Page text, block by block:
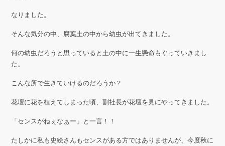
なりました。
そんな気分の中、腐葉土の中から幼虫が出てきました。
何の幼虫だろうと思っていると土の中に一生懸命もぐっていきまし
た。
こんな所で生きていけるのだろうか？
花壇に花を植えてしまった頃、副社長が花壇を見にやってきました。
「センスがねぇなぁー」と一言！！
たしかに私も史絵さんもセンスがある方ではありませんが、今度秋に